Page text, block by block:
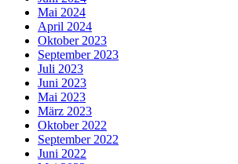
Mai 2024
April 2024
Oktober 2023
September 2023
Juli 2023
Juni 2023
Mai 2023
März 2023
Oktober 2022
September 2022
Juni 2022